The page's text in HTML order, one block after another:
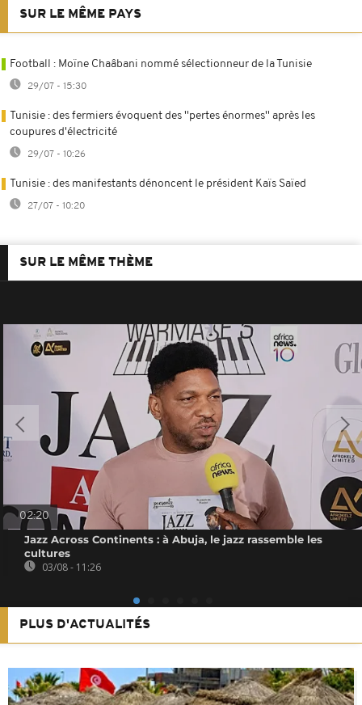
SUR LE MÊME PAYS
Football : Moïne Chaâbani nommé sélectionneur de la Tunisie
29/07 - 15:30
Tunisie : des fermiers évoquent des ''pertes énormes'' après les
coupures d'électricité
29/07 - 10:26
Tunisie : des manifestants dénoncent le président Kaïs Saïed
27/07 - 10:20
SUR LE MÊME THÈME
02:20
Jazz Across Continents : à Abuja, le jazz rassemble les
cultures
03/08 - 11:26
PLUS D'ACTUALITÉS